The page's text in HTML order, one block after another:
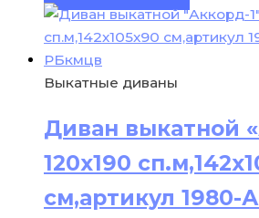
Выкатные диваны
Диван выкатной
120х190
см,артикул 1980-